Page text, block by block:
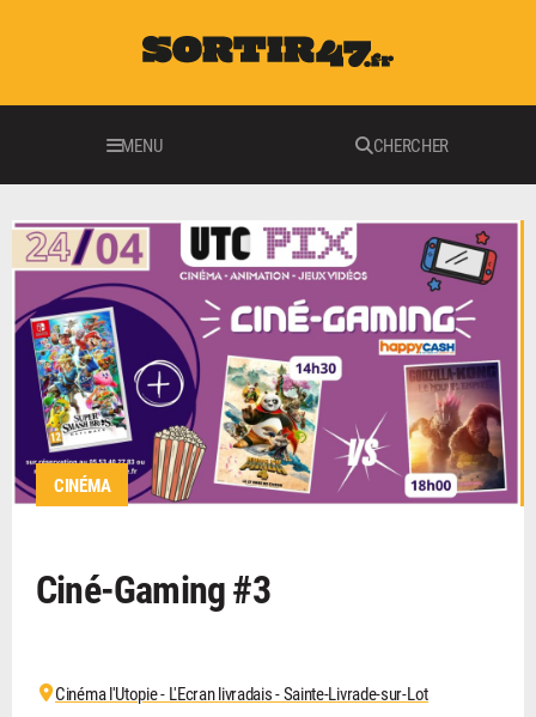
MENU CHERCHER
CINÉMA
Ciné-Gaming #3
Cinéma l'Utopie - L'Ecran livradais - Sainte-Livrade-sur-Lot